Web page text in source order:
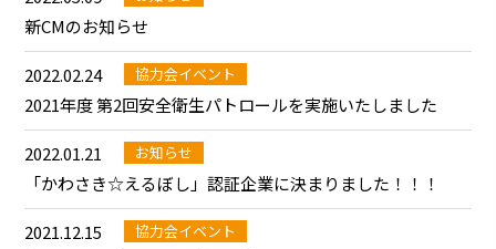
新CMのお知らせ
2022.02.24 協力会イベント
2021年度 第2回安全衛生パトロールを実施いたしました
2022.01.21 お知らせ
「かわさき☆えるぼし」認証企業に決まりました！！！
2021.12.15 協力会イベント